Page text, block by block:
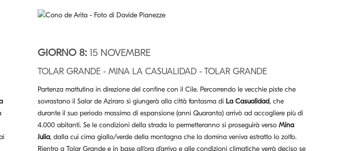
GIORNO 8: 15 NOVEMBRE
TOLAR GRANDE - MINA LA CASUALIDAD - TOLAR GRANDE
Partenza mattutina in direzione del confine con il Cile. Percorrendo le vecchie piste che
sovrastano il Salar de Aziraro si giungerà alla città fantasma di La Casualidad, che
durante il suo periodo massimo di espansione (anni Quaranta) arrivò ad accogliere più di
4.000 abitanti. Se le condizioni della strada lo permetteranno si proseguirà verso Mina
Julia, dalla cui cima giallo/verde della montagna che la domina veniva estratto lo zolfo.
Rientro a Tolar Grande e in base all’ora d’arrivo e alle condizioni climatiche verrà deciso se